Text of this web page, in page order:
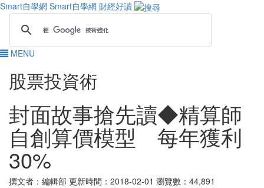
Smart自學網 Smart自學網 財經好讀
MENU
股票投資術
封面故事搶先讀◆精算師
自創算價模型 每年獲利
30%
撰文者：編輯部 更新時間：2018-02-01 瀏覽數：44,891